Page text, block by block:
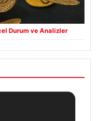
Durum ve Analizler